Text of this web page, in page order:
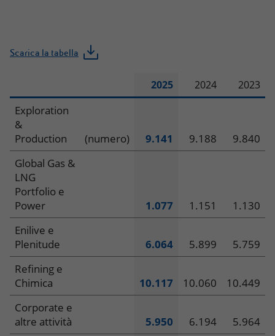
Scarica la tabella
Dipendenti
2025 2024 2023
Exploration
&
Production
(numero) 9.141 9.188
9.840
Global Gas &
LNG
Portfolio e
Power
1.077 1.151
1.130
Enilive e
Plenitude
6.064 5.899
5.759
Refining e
Chimica
10.117 10.060
10.449
Corporate e
altre attività
5.950 6.194
5.964